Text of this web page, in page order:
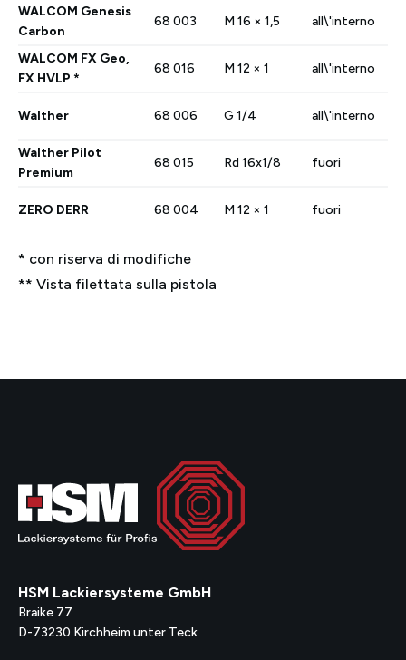
WALCOM Genesis
Carbon
68 003 M 16 × 1,5 all\'interno
WALCOM FX Geo,
FX HVLP *
68 016 M 12 × 1 all\'interno
Walther 68 006 G 1/4 all\'interno
Walther Pilot
Premium
68 015 Rd 16x1/8 fuori
ZERO DERR 68 004 M 12 × 1 fuori
* con riserva di modifiche
** Vista filettata sulla pistola
HSM Lackiersysteme GmbH
Braike 77
D-73230 Kirchheim unter Teck